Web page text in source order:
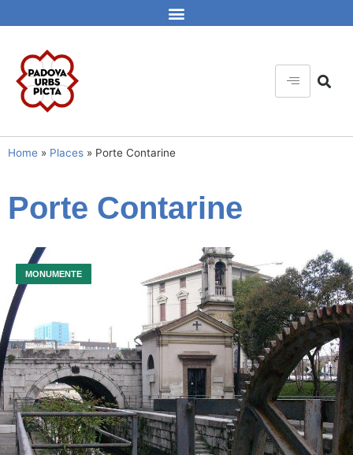
Home » Places » Porte Contarine
Porte Contarine
MONUMENTE